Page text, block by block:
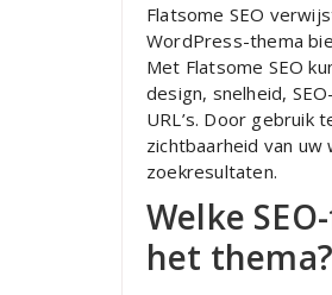
Flatsome SEO
WordPress-thema
Met Flatsome SEO
design, snelheid,
URL’s. Door gebruik
zichtbaarheid van
zoekresultaten.
Welke
het thema?